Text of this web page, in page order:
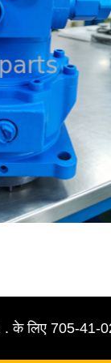
705-41-02700